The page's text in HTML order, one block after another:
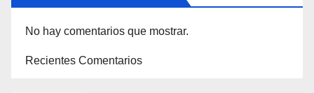
No hay comentarios que mostrar.
Recientes Comentarios